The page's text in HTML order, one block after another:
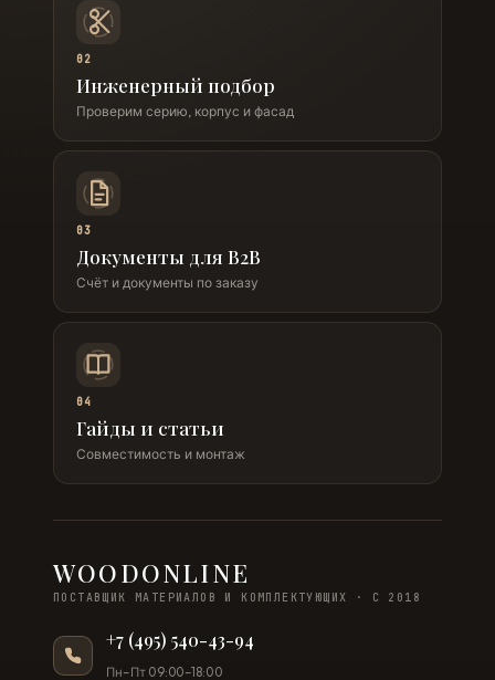
02
Инженерный подбор
Проверим серию, корпус и фасад
03
Документы для B2B
Счёт и документы по заказу
04
Гайды и статьи
Совместимость и монтаж
WOODONLINE
ПОСТАВЩИК МАТЕРИАЛОВ И КОМПЛЕКТУЮЩИХ · С 2018
+7 (495) 540-43-94
Пн–Пт 09:00–18:00